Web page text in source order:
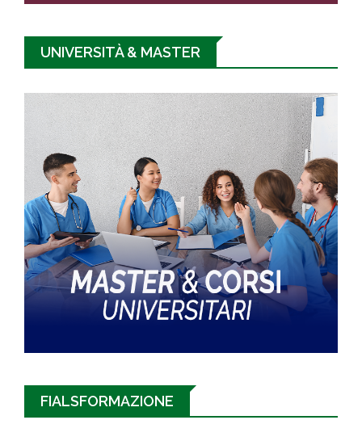
UNIVERSITÀ & MASTER
FIALSFORMAZIONE